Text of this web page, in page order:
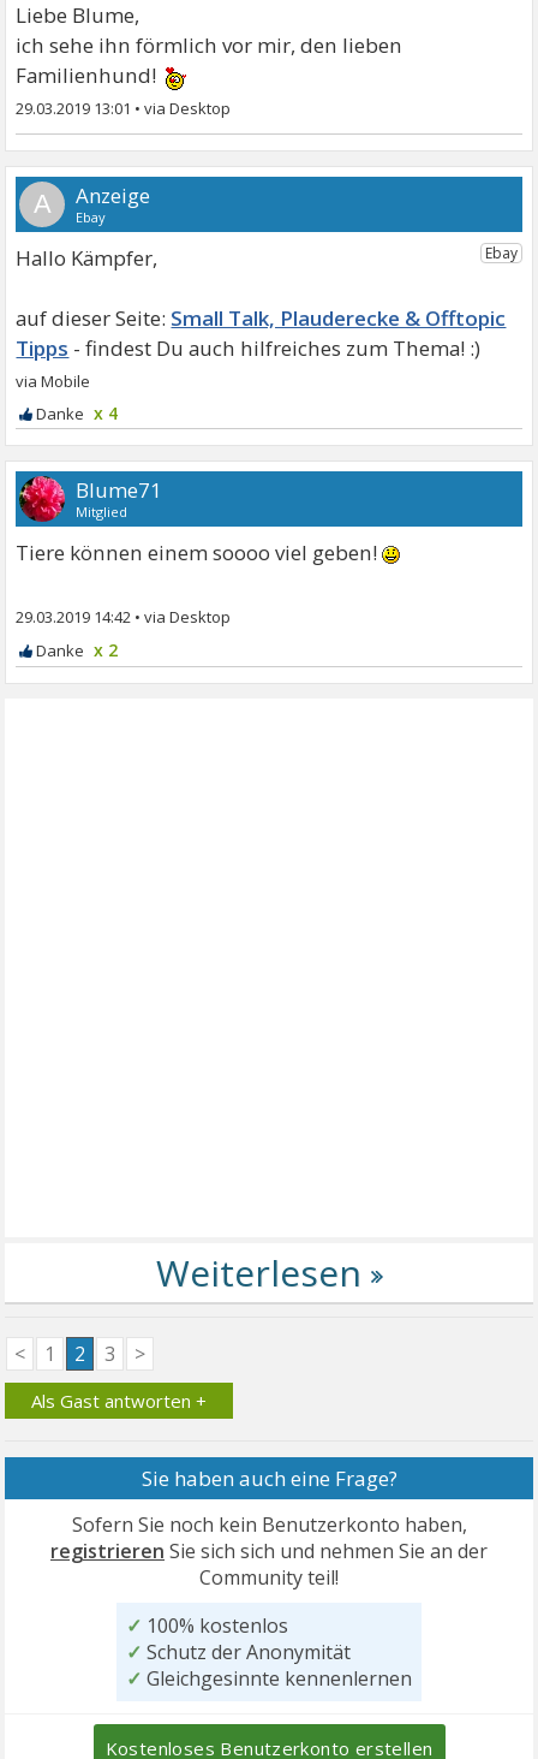
Liebe Blume,
ich sehe ihn förmlich vor mir, den lieben
Familienhund!
29.03.2019 13:01 •
A
Hallo Kämpfer,
Small Talk, Plauderecke & Offtopic
Tipps
x 4
Blume71
Mitglied
Tiere können einem soooo viel geben!
29.03.2019 14:42 •
x 2
< 1 2 3 >
Als Gast antworten +
Sie haben auch eine Frage?
Sofern Sie noch kein Benutzerkonto haben,
registrieren Sie sich sich und nehmen Sie an der
Community teil!
✓ 100% kostenlos
✓ Schutz der Anonymität
✓ Gleichgesinnte kennenlernen
Kostenloses Benutzerkonto erstellen